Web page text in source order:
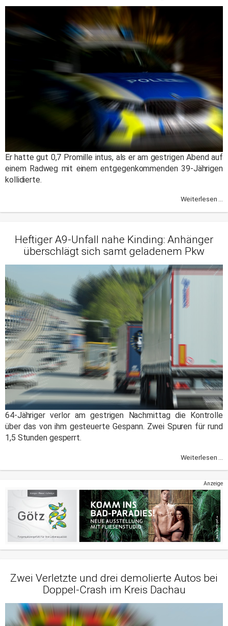
Er hatte gut 0,7 Promille intus, als er am gestrigen Abend auf
einem Radweg mit einem entgegenkommenden 39-Jährigen
kollidierte.
Weiterlesen ...
Heftiger A9-Unfall nahe Kinding: Anhänger
überschlägt sich samt geladenem Pkw
64-Jähriger verlor am gestrigen Nachmittag die Kontrolle
über das von ihm gesteuerte Gespann. Zwei Spuren für rund
1,5 Stunden gesperrt.
Weiterlesen ...
Anzeige
Zwei Verletzte und drei demolierte Autos bei
Doppel-Crash im Kreis Dachau